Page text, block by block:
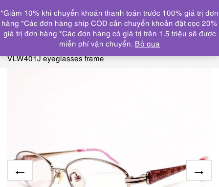
DANH MỤC
Trang chủ KÍNH MẮT
GỌNG KÍNH CŨ/ĐÃ SỬ
5464-Gọng kính nữ-Gần như mới-LOEWE
VLW401J eyeglasses frame
*Giảm 10% khi chuyển khoản thanh toán trước 100% giá trị đơn
hàng *Các đơn hàng ship COD cần chuyển khoản đặt cọc 20%
giá trị đơn hàng *Các đơn hàng có giá trị trên 1.5 triệu sẽ được
miễn phí vận chuyển. Bỏ qua